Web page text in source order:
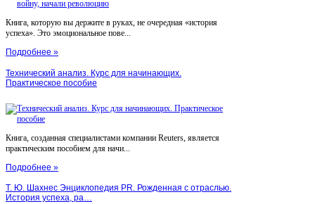
Книга, которую вы держите в руках, не очередная «история
успеха». Это эмоциональное пове...
Подробнее »
Технический анализ. Курс для начинающих.
Практическое пособие
Книга, созданная специалистами компании Reuters, является
практическим пособием для начи...
Подробнее »
Т. Ю. Шахнес Энциклопедия PR. Рожденная с отраслью.
История успеха, ра…